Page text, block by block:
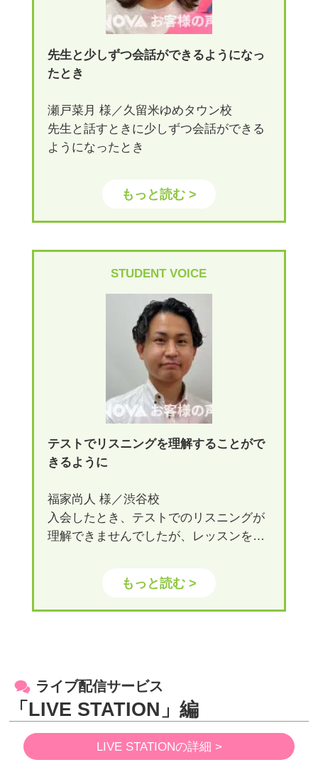
先生と少しずつ会話ができるようになっ
たとき
瀬戸菜月 様／久留米ゆめタウン校
先生と話すときに少しずつ会話ができる
ようになったとき
もっと読む >
STUDENT VOICE
テストでリスニングを理解することがで
きるように
福家尚人 様／渋谷校
入会したとき、テストでのリスニングが
理解できませんでしたが、レッスンを通
ることができ、今では入会時よりテスト
でリスニングを理解することができるよ
うになりました。
もっと読む >
ライブ配信サービス
「LIVE STATION」編
LIVE STATIONの詳細 >